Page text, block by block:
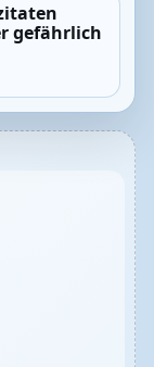
gefährlich